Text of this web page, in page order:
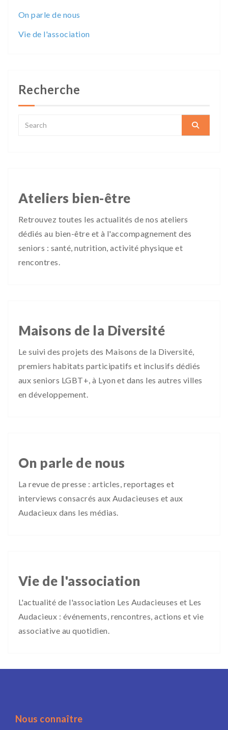
On parle de nous
Vie de l'association
Recherche
Ateliers bien-être
Retrouvez toutes les actualités de nos ateliers
dédiés au bien-être et à l'accompagnement des
seniors : santé, nutrition, activité physique et
rencontres.
Maisons de la Diversité
Le suivi des projets des Maisons de la Diversité,
premiers habitats participatifs et inclusifs dédiés
aux seniors LGBT+, à Lyon et dans les autres villes
en développement.
On parle de nous
La revue de presse : articles, reportages et
interviews consacrés aux Audacieuses et aux
Audacieux dans les médias.
Vie de l'association
L'actualité de l'association Les Audacieuses et Les
Audacieux : événements, rencontres, actions et vie
associative au quotidien.
Nous connaître